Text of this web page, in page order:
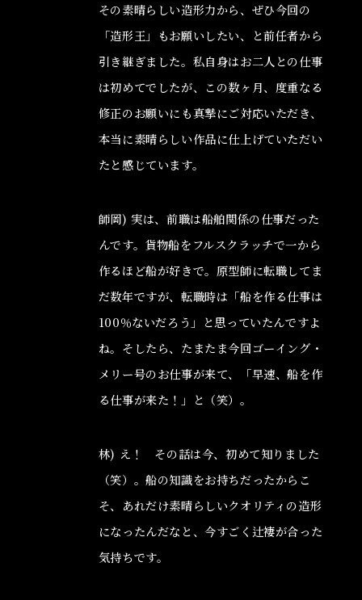
その素晴らしい造形力から、ぜひ今回の
「造形王」もお願いしたい、と前任者から
引き継ぎました。私自身はお二人との仕事
は初めてでしたが、この数ヶ月、度重なる
修正のお願いにも真摯にご対応いただき、
本当に素晴らしい作品に仕上げていただい
たと感じています。
師岡) 実は、前職は船舶関係の仕事だった
んです。貨物船をフルスクラッチで一から
作るほど船が好きで。原型師に転職してま
だ数年ですが、転職時は「船を作る仕事は
100％ないだろう」と思っていたんですよ
ね。そしたら、たまたま今回ゴーイング・
メリー号のお仕事が来て、「早速、船を作
る仕事が来た！」と（笑）。
林) え！ その話は今、初めて知りました
（笑）。船の知識をお持ちだったからこ
そ、あれだけ素晴らしいクオリティの造形
になったんだなと、今すごく辻褄が合った
気持ちです。